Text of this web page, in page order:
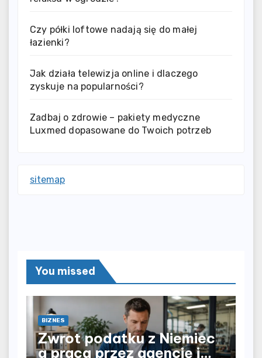
Czy półki loftowe nadają się do małej
łazienki?
Jak działa telewizja online i dlaczego
zyskuje na popularności?
Zadbaj o zdrowie – pakiety medyczne
Luxmed dopasowane do Twoich potrzeb
sitemap
You missed
BIZNES
Zwrot podatku z Niemiec
a praca przez agencję i